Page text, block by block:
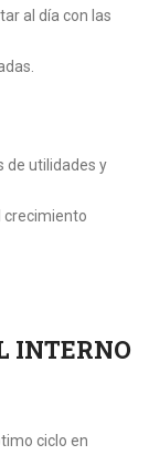
al día con las
de utilidades y
crecimiento
INTERNO
ciclo en